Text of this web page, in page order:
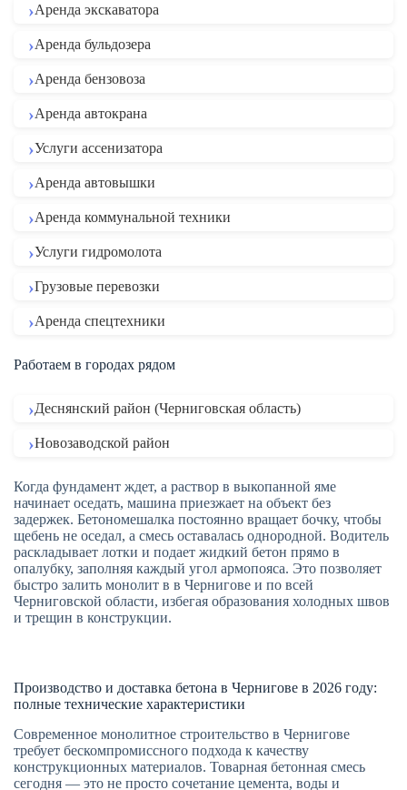
Аренда экскаватора
Аренда бульдозера
Аренда бензовоза
Аренда автокрана
Услуги ассенизатора
Аренда автовышки
Аренда коммунальной техники
Услуги гидромолота
Грузовые перевозки
Аренда спецтехники
Работаем в городах рядом
Деснянский район (Черниговская область)
Новозаводской район
Когда фундамент ждет, а раствор в выкопанной яме
начинает оседать, машина приезжает на объект без
задержек. Бетономешалка постоянно вращает бочку, чтобы
щебень не оседал, а смесь оставалась однородной. Водитель
раскладывает лотки и подает жидкий бетон прямо в
опалубку, заполняя каждый угол армопояса. Это позволяет
быстро залить монолит в в Чернигове и по всей
Черниговской области, избегая образования холодных швов
и трещин в конструкции.
Производство и доставка бетона в Чернигове в 2026 году:
полные технические характеристики
Современное монолитное строительство в Чернигове
требует бескомпромиссного подхода к качеству
конструкционных материалов. Товарная бетонная смесь
сегодня — это не просто сочетание цемента, воды и